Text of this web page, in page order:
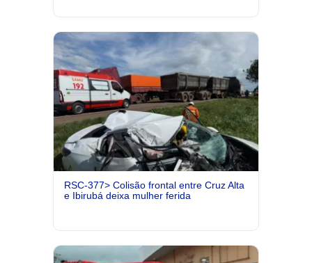
RSC-377> Colisão frontal entre Cruz Alta
e Ibirubá deixa mulher ferida